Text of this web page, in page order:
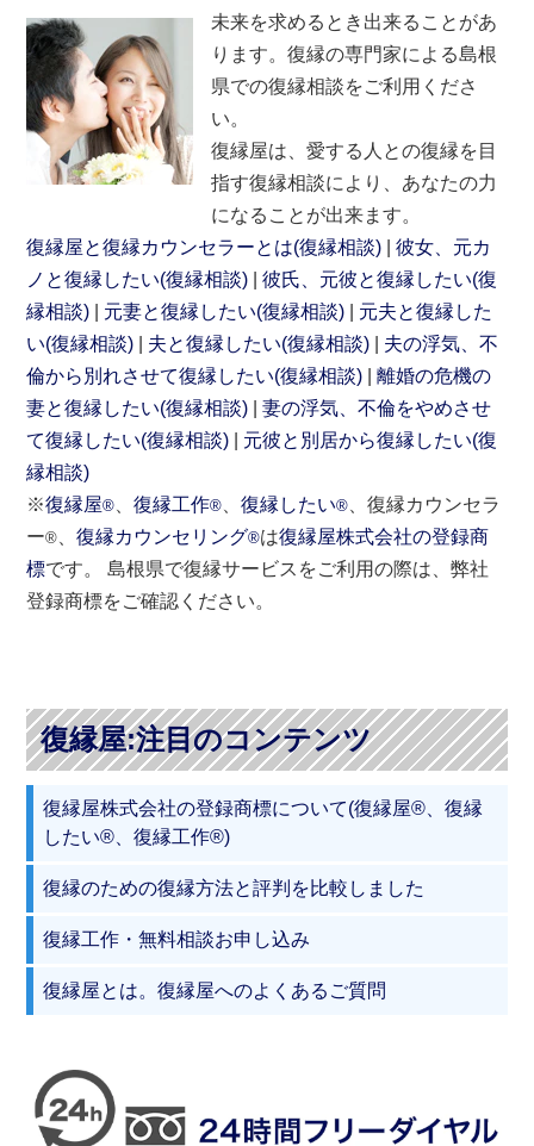
未来を求めるとき出来ることがあ
ります。復縁の専門家による島根
県での復縁相談をご利用くださ
い。
復縁屋は、愛する人との復縁を目
指す復縁相談により、あなたの力
になることが出来ます。
復縁屋と復縁カウンセラーとは(復縁相談)
彼女、元カ
ノと復縁したい(復縁相談)
彼氏、元彼と復縁したい(復
縁相談)
元妻と復縁したい(復縁相談)
元夫と復縁した
い(復縁相談)
夫と復縁したい(復縁相談)
夫の浮気、不
倫から別れさせて復縁したい(復縁相談)
離婚の危機の
妻と復縁したい(復縁相談)
妻の浮気、不倫をやめさせ
て復縁したい(復縁相談)
元彼と別居から復縁したい(復
縁相談)
※復縁屋® 、復縁工作® 、復縁したい® 、復縁カウンセラ
ー® 、復縁カウンセリング®は復縁屋株式会社の登録商
標です。 島根県で復縁サービスをご利用の際は、弊社
登録商標をご確認ください。
復縁屋:注目のコンテンツ
復縁屋株式会社の登録商標について(復縁屋®、復縁
したい®、復縁工作®)
復縁のための復縁方法と評判を比較しました
復縁工作・無料相談お申し込み
復縁屋とは。復縁屋へのよくあるご質問